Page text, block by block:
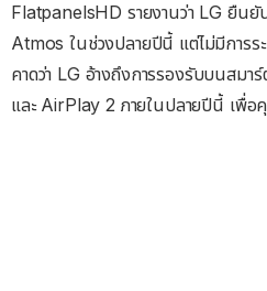
FlatpanelsHD รายงานว่า LG ยืน
Atmos ในช่วงปลายปีนี้ แต่ไม่มีการระ
คาดว่า LG อ้างถึงการรองรับบนสม
และ AirPlay 2 ภายในปลายปีนี้ เพื่